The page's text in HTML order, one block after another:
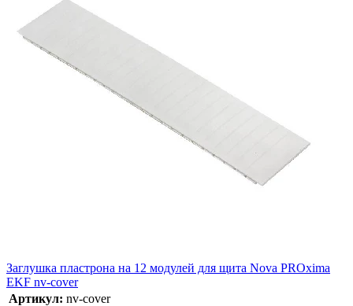
Заглушка пластрона на 12 модулей для щита Nova PROxima
EKF nv-cover
Артикул: nv-cover